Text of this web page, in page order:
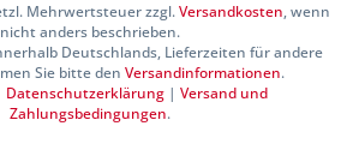
Mehrwertsteuer zzgl.Versandkosten, wenn
nicht anders beschrieben.
Deutschlands, Lieferzeiten für andere
Sie bitte den Versandinformationen.
Datenschutzerklärung | Versand und
Zahlungsbedingungen.